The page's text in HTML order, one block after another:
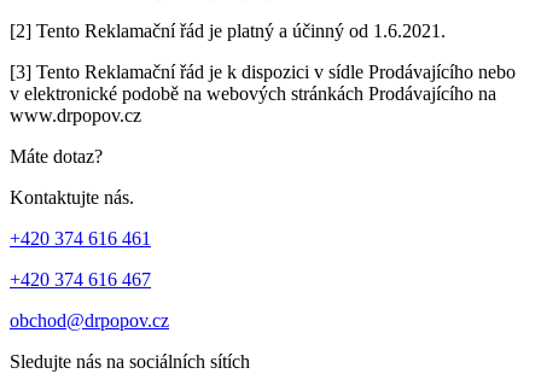
[2] Tento Reklamační řád je platný a účinný od 1.6.2021.
[3] Tento Reklamační řád je k dispozici v sídle Prodávajícího nebo
v elektronické podobě na webových stránkách Prodávajícího na
www.drpopov.cz
Máte dotaz?
Kontaktujte nás.
+420 374 616 461
+420 374 616 467
obchod@drpopov.cz
Sledujte nás na sociálních sítích